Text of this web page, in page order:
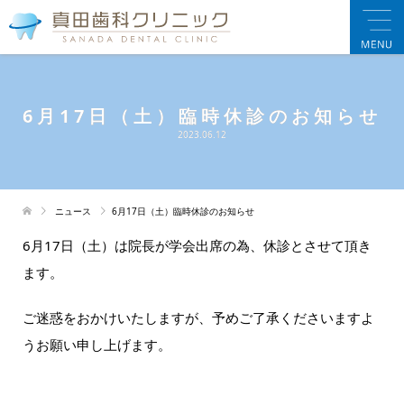
6月17日（土）臨時休診のお知らせ
2023.06.12
ニュース 6月17日（土）臨時休診のお知らせ
6月17日（土）は院長が学会出席の為、休診とさせて頂き
ます。
ご迷惑をおかけいたしますが、予めご了承くださいますよ
うお願い申し上げます。